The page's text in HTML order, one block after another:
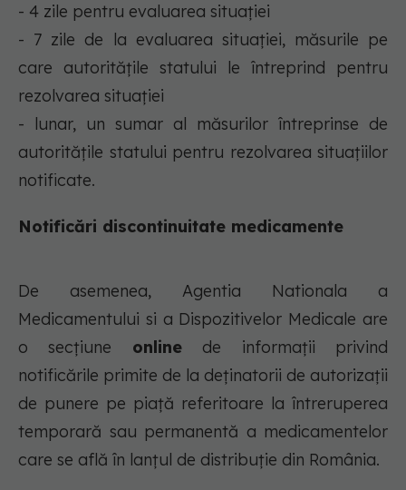
- 4 zile pentru evaluarea situației
- 7 zile de la evaluarea situației, măsurile pe
care autoritățile statului le întreprind pentru
rezolvarea situației
- lunar, un sumar al măsurilor întreprinse de
autoritățile statului pentru rezolvarea situațiilor
notificate.
Notificări discontinuitate medicamente
De asemenea, Agentia Nationala a
Medicamentului si a Dispozitivelor Medicale are
o secțiune onlinede informații privind
notificările primite de la deținatorii de autorizații
de punere pe piață referitoare la întreruperea
temporară sau permanentă a medicamentelor
care se află în lanțul de distribuție din România.